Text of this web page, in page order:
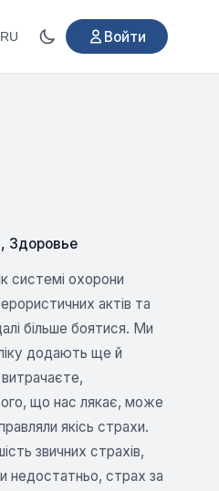
RU Войти
, Здоровье
системі охорони
актів та
більше боятися. Ми
додають ще й
витрачаєте,
що нас лякає, може
якісь страхи.
звичних страхів,
недостатньо, страх за